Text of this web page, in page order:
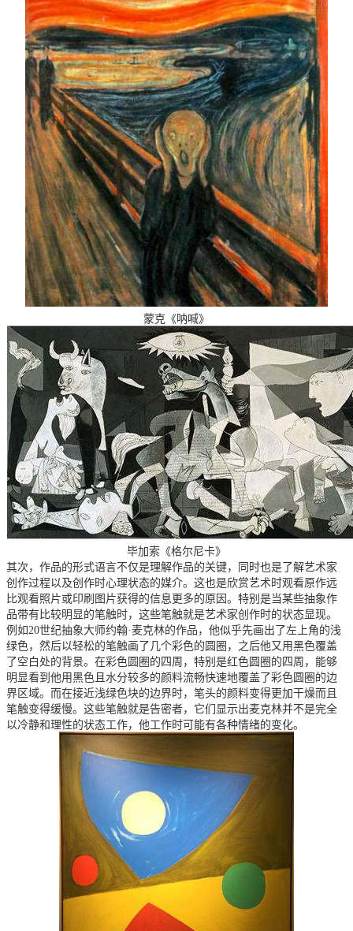
蒙克《呐喊》
毕加索《格尔尼卡》
其次，作品的形式语言不仅是理解作品的关键，同时也是了解艺术家
创作过程以及创作时心理状态的媒介。这也是欣赏艺术时观看原作远
比观看照片或印刷图片获得的信息更多的原因。特别是当某些抽象作
品带有比较明显的笔触时，这些笔触就是艺术家创作时的状态显现。
例如20世纪抽象大师约翰·麦克林的作品，他似乎先画出了左上角的浅
绿色，然后以轻松的笔触画了几个彩色的圆圈，之后他又用黑色覆盖
了空白处的背景。在彩色圆圈的四周，特别是红色圆圈的四周，能够
明显看到他用黑色且水分较多的颜料流畅快速地覆盖了彩色圆圈的边
界区域。而在接近浅绿色块的边界时，笔头的颜料变得更加干燥而且
笔触变得缓慢。这些笔触就是告密者，它们显示出麦克林并不是完全
以冷静和理性的状态工作，他工作时可能有各种情绪的变化。